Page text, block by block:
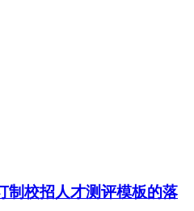
制校招人才测评模板的落